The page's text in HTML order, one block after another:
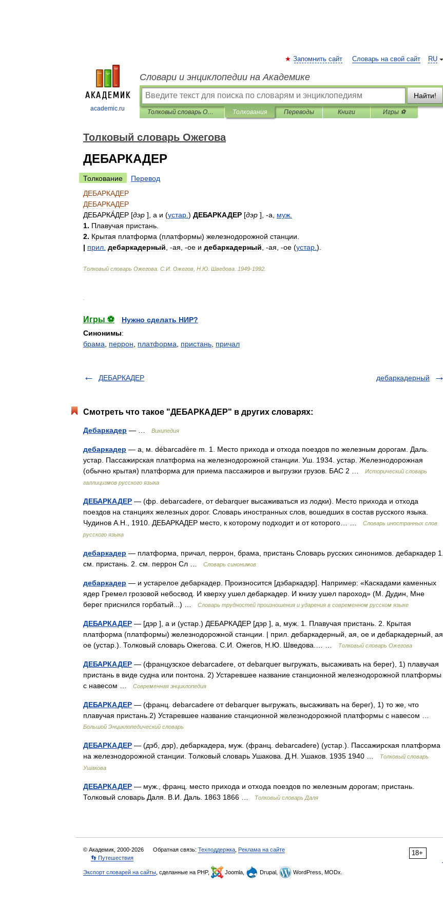
academic.ru
RU
Запомнить сайт Словарь на свой сайт
Словари и энциклопедии на Академике
Найти!
Толковый словарь Ожегова Толкования Переводы Книги Игры ⚽
Толковый словарь Ожегова
ДЕБАРКАДЕР
Толкование
Перевод
ДЕБАРКАДЕР
ДЕБАРКАДЕР
ДЕБАРКА́ДЕР [дэр ], а и (устар ) ДЕБАРКАДЕР [дэр ], -а муж
1. Плавучая пристань
2. Крытая платформа (платформы) железнодорожной станции
| прил дебаркадерный , -ая , -ое и дебаркадерный , -ая , -ое (устар ).
Толковый словарь Ожегова С И Ожегов Н Ю Шведова 1949-1992
Игры ⚽
Нужно сделать НИР?
Синонимы:
брама
перрон платформа пристань причал
ДЕБАРКАДЕР дебаркадерный
Смотреть что такое "ДЕБАРКАДЕР" в других словарях:
Дебаркадер — … Википедия
дебаркадер — а, м. débarcadère m. 1. Место прихода и отхода поездов по железным дорогам. Даль.
устар. Пассажирская платформа на железнодорожной станции. Уш. 1934. устар. Железнодорожная
(обычно крытая) платформа для приема пассажиров и выгрузки грузов. БАС 2 …
Исторический словарь
галлицизмов русского языка
ДЕБАРКАДЕР — (фр. debarcadere, от debarquer высаживаться из лодки). Место прихода и отхода
поездов на станциях железных дорог. Словарь иностранных слов, вошедших в состав русского языка.
Чудинов А.Н., 1910. ДЕБАРКАДЕР место, к которому подходит и от которого… …
Словарь иностранных слов
русского языка
дебаркадер — платформа, причал, перрон, брама, пристань Словарь русских синонимов. дебаркадер 1.
см. пристань. 2. см. перрон Сл …
Словарь синонимов
дебаркадер — и устарелое дебаркадер. Произносится [дэбаркадэр]. Например: «Каскадами каменных
ядер Гремел грозовой небосвод. И кверху ушел дебаркадер. И книзу ушел пароход» (М. Дудин, Мне
берег приснился горбатый...) …
Словарь трудностей произношения и ударения в современном русском языке
ДЕБАРКАДЕР — [дэр ], а и (устар.) ДЕБАРКАДЕР [дэр ], а, муж. 1. Плавучая пристань. 2. Крытая
платформа (платформы) железнодорожной станции. | прил. дебаркадерный, ая, ое и дебаркадерный, ая,
ое (устар.). Толковый словарь Ожегова. С.И. Ожегов, Н.Ю. Шведова.… …
Толковый словарь Ожегова
ДЕБАРКАДЕР — (французское debarcadere, от debarquer выгружать, высаживать на берег), 1) плавучая
пристань в виде судна или понтона. 2) Устаревшее название станционной железнодорожной платформы
с навесом …
Современная энциклопедия
ДЕБАРКАДЕР — (франц. debarcadere от debarquer выгружать, высаживать на берег), 1) то же, что
плавучая пристань.2) Устаревшее название станционной железнодорожной платформы с навесом …
Большой Энциклопедический словарь
ДЕБАРКАДЕР — (дэб, дэр), дебаркадера, муж. (франц. debarcadere) (устар.). Пассажирская платформа
на железнодорожной станции. Толковый словарь Ушакова. Д.Н. Ушаков. 1935 1940 …
Толковый словарь
Ушакова
ДЕБАРКАДЕР — муж., франц. место прихода и отхода поездов по железным дорогам; пристань.
Толковый словарь Даля. В.И. Даль. 1863 1866 …
Толковый словарь Даля
18+
© Академик, 2000-2026 Обратная связь: Техподдержка Реклама на сайте
👣 Путешествия
Экспорт словарей на сайты , сделанные на PHP, Joomla, Drupal, WordPress, MODx.